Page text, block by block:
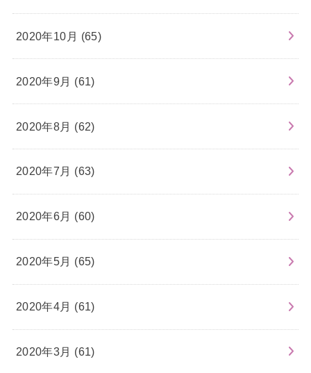
2020年10月 (65)
2020年9月 (61)
2020年8月 (62)
2020年7月 (63)
2020年6月 (60)
2020年5月 (65)
2020年4月 (61)
2020年3月 (61)